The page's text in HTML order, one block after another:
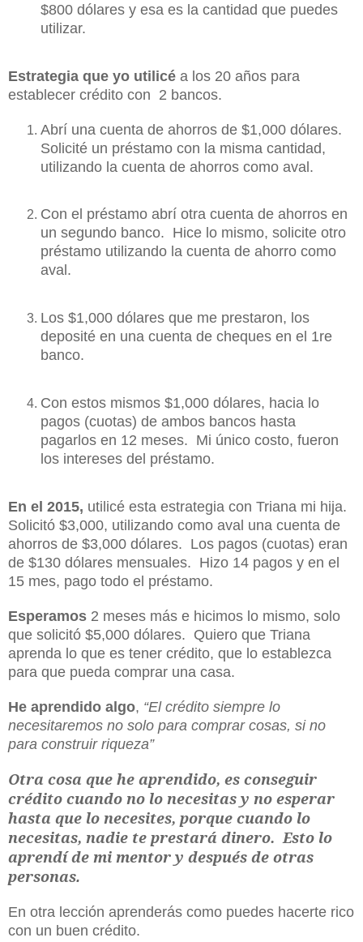
$800 dólares y esa es la cantidad que puedes
utilizar.
Estrategia que yo utilicé a los 20 años para
establecer crédito con 2 bancos.
Abrí una cuenta de ahorros de $1,000 dólares.
Solicité un préstamo con la misma cantidad,
utilizando la cuenta de ahorros como aval.
Con el préstamo abrí otra cuenta de ahorros en
un segundo banco. Hice lo mismo, solicite otro
préstamo utilizando la cuenta de ahorro como
aval.
Los $1,000 dólares que me prestaron, los
deposité en una cuenta de cheques en el 1re
banco.
Con estos mismos $1,000 dólares, hacia lo
pagos (cuotas) de ambos bancos hasta
pagarlos en 12 meses. Mi único costo, fueron
los intereses del préstamo.
En el 2015, utilicé esta estrategia con Triana mi hija.
Solicitó $3,000, utilizando como aval una cuenta de
ahorros de $3,000 dólares. Los pagos (cuotas) eran
de $130 dólares mensuales. Hizo 14 pagos y en el
15 mes, pago todo el préstamo.
Esperamos 2 meses más e hicimos lo mismo, solo
que solicitó $5,000 dólares. Quiero que Triana
aprenda lo que es tener crédito, que lo establezca
para que pueda comprar una casa.
He aprendido algo, “El crédito siempre lo
necesitaremos no solo para comprar cosas, si no
para construir riqueza”
Otra cosa que he aprendido, es conseguir
crédito cuando no lo necesitas y no esperar
hasta que lo necesites, porque cuando lo
necesitas, nadie te prestará dinero. Esto lo
aprendí de mi mentor y después de otras
personas.
En otra lección aprenderás como puedes hacerte rico
con un buen crédito.